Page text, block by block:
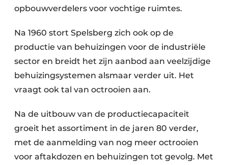
opbouwverdelers voor vochtige ruimtes.
Na 1960 stort Spelsberg zich ook op de
productie van behuizingen voor de industriële
sector en breidt het zijn aanbod aan veelzijdige
behuizingsystemen alsmaar verder uit. Het
vraagt ook tal van octrooien aan.
Na de uitbouw van de productiecapaciteit
groeit het assortiment in de jaren 80 verder,
met de aanmelding van nog meer octrooien
voor aftakdozen en behuizingen tot gevolg. Met